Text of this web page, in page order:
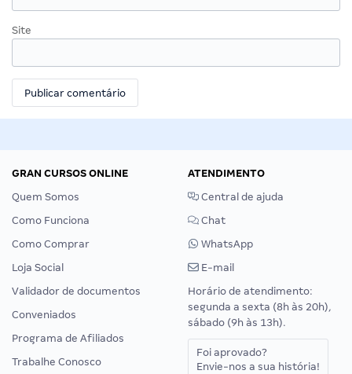
Site
GRAN CURSOS ONLINE
Quem Somos
Como Funciona
Como Comprar
Loja Social
Validador de documentos
Conveniados
Programa de Afiliados
Trabalhe Conosco
ATENDIMENTO
Central de ajuda
Chat
WhatsApp
E-mail
Horário de atendimento:
segunda a sexta (8h às 20h),
sábado (9h às 13h).
Foi aprovado?
Envie-nos a sua história!